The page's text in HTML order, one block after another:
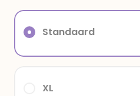
XL
Standaard